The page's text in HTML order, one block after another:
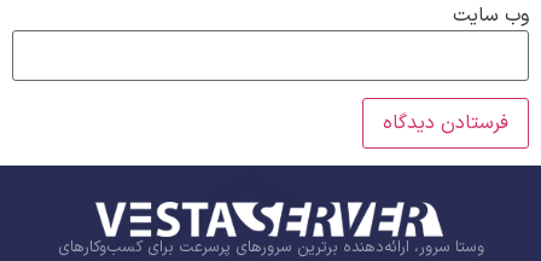
وب‌ سایت
وستا سرور، ارائه‌دهنده برترین سرورهای پرسرعت برای کسب‌وکارهای